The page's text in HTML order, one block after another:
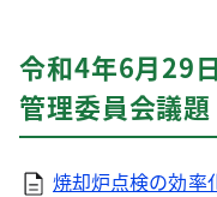
令和4年6月29
管理委員会議題
焼却炉点検の効率